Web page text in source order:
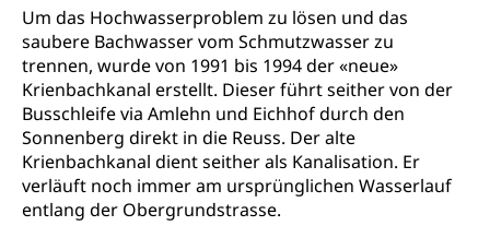
Um das Hochwasserproblem zu lösen und das
saubere Bachwasser vom Schmutzwasser zu
trennen, wurde von 1991 bis 1994 der «neue»
Krienbachkanal erstellt. Dieser führt seither von der
Busschleife via Amlehn und Eichhof durch den
Sonnenberg direkt in die Reuss. Der alte
Krienbachkanal dient seither als Kanalisation. Er
verläuft noch immer am ursprünglichen Wasserlauf
entlang der Obergrundstrasse.
Strassenverkehrsamt
Verkehr und Infrastruktur vif
Kantonsstrassen
Zivilstand
Geburt, Heirat, Ehe, Partnerschaft, Tod,
Zivilstandsamt, Zivilstandsregiste
Zivilstandswesen
Adoption
Adoptivkind, Adoptiveltern, Adoptionsvermittlung,
Adoptionsverfahren, elterliche Gewalt, elterliche